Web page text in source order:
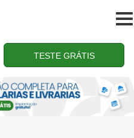
TESTE GRÁTIS